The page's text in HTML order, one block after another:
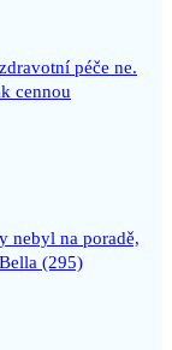
péče ne.
cennou
nebyl na poradě,
(295)